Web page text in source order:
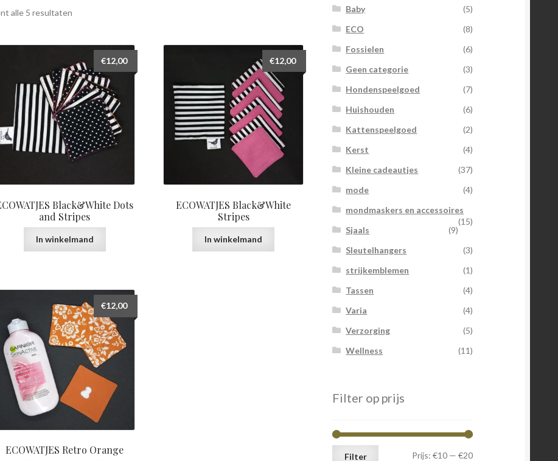
alle 5 resultaten
Black&White Dots
and Stripes
€12,00
In winkelmand
ECOWATJES Black&White
Stripes
€12,00
In winkelmand
ECOWATJES Retro Orange
€12,00
Baby
(5)
ECO
(8)
Fossielen
(6)
Geen categorie
(3)
Hondenspeelgoed
(7)
Huishouden
(6)
Kattenspeelgoed
(2)
Kerst
(4)
Kleine cadeautjes
(37)
mode
(4)
mondmaskers en accessoires
(15)
Sjaals
(9)
Sleutelhangers
(3)
strijkemblemen
(1)
Tassen
(4)
Varia
(4)
Verzorging
(5)
Wellness
(11)
Filter op prijs
Min.
Max.
Filter Prijs: €10— €20